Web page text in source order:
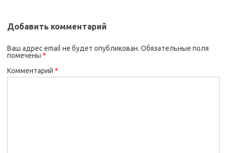
Добавить комментарий
Ваш адрес email не будет опубликован. Обязательные поля
помечены *
Комментарий *